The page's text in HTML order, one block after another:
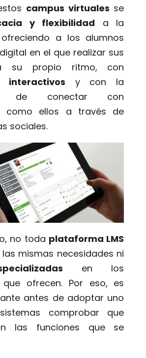
campus virtuales se
y flexibilidad a la
a los alumnos
en el que realizar sus
su propio ritmo, con
interactivos y con la
de conectar con
como ellos a través de
sociales.
no toda plataforma LMS
mismas necesidades ni
en los
que ofrecen. Por eso, es
antes de adoptar uno
comprobar que
las funciones que se